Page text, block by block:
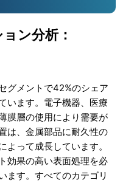
ン分析：
グメントで42%のシェア
います。電子機器、医療
膜層の使用により需要が
は、金属部品に耐久性の
よって成長しています。
効果の高い表面処理を必
ます。すべてのカテゴリ